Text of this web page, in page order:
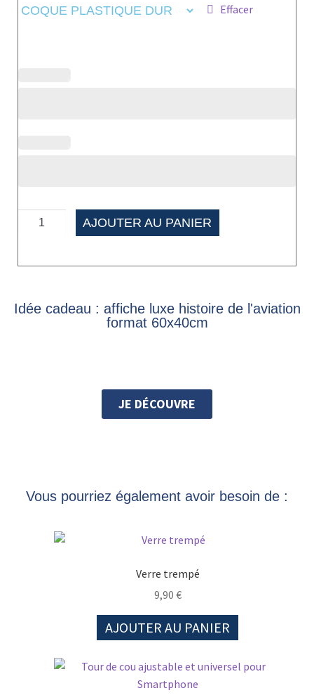
Effacer
AJOUTER AU PANIER
Idée cadeau : affiche luxe histoire de l'aviation
format 60x40cm
JE DÉCOUVRE
Vous pourriez également avoir besoin de :
Verre trempé
9,90 €
AJOUTER AU PANIER